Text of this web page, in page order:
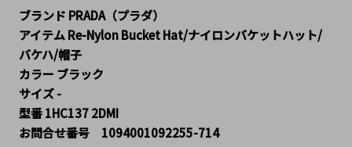
ブランド PRADA（プラダ）
アイテム Re-Nylon Bucket Hat/ナイロンバケットハット/
バケハ/帽子
カラー ブラック
サイズ -
型番 1HC137 2DMI
お問合せ番号 1094001092255-714